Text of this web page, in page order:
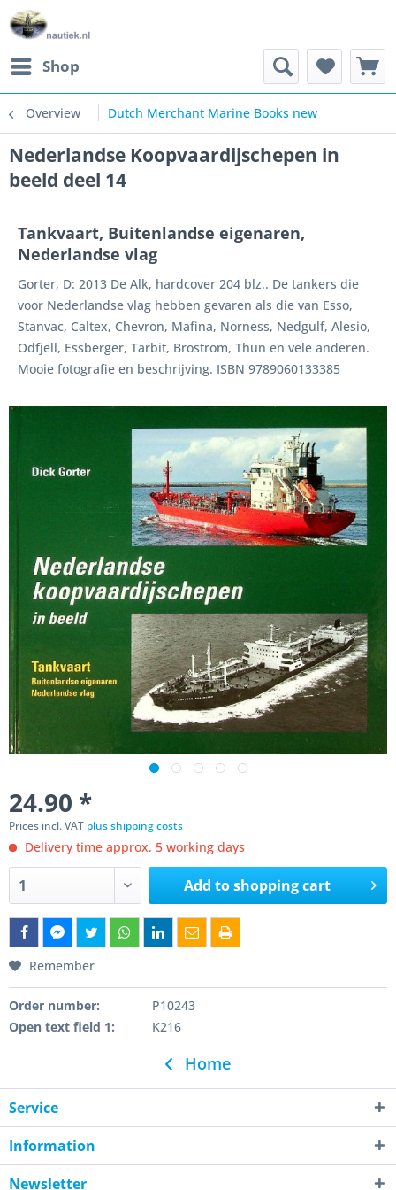
Shop
Overview Dutch Merchant Marine Books new
Nederlandse Koopvaardijschepen in
beeld deel 14
Tankvaart, Buitenlandse eigenaren,
Nederlandse vlag
Gorter, D: 2013 De Alk, hardcover 204 blz.. De tankers die
voor Nederlandse vlag hebben gevaren als die van Esso,
Stanvac, Caltex, Chevron, Mafina, Norness, Nedgulf, Alesio,
Odfjell, Essberger, Tarbit, Brostrom, Thun en vele anderen.
Mooie fotografie en beschrijving. ISBN 9789060133385
24.90 *
Prices incl. VAT plus shipping costs
Delivery time approx. 5 working days
Add toshopping cart
Remember
Order number:
P10243
Open text field 1:
K216
Home
Service
Information
Newsletter